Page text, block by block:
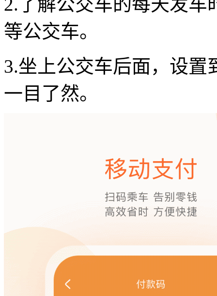
等公交车。
3.坐上公交车后面，设
一目了然。